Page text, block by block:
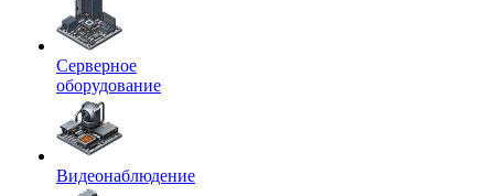
Серверное
оборудование
Видеонаблюдение